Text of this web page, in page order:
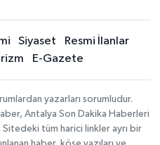
Siyaset
Resmi İlanlar
E-Gazete
yazarları sorumludur.
Antalya Son Dakika Haberleri
Sitedeki tüm harici linkler ayrı bir